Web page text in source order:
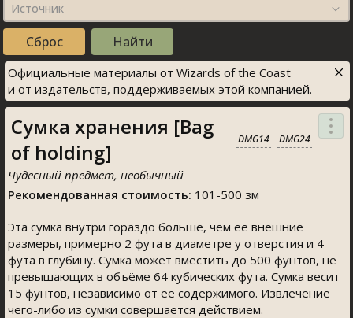
Источник
Официальные материалы от Wizards of the Coast
и от издательств, поддерживаемых этой компанией.
Сумка хранения [Bag
of holding]
DMG14 DMG24
Чудесный предмет, необычный
Рекомендованная стоимость: 101-500 зм
Эта сумка внутри гораздо больше, чем её внешние
размеры, примерно 2 фута в диаметре у отверстия и 4
фута в глубину. Сумка может вместить до 500 фунтов, не
превышающих в объёме 64 кубических фута. Сумка весит
15 фунтов, независимо от ее содержимого. Извлечение
чего-либо из сумки совершается действием.